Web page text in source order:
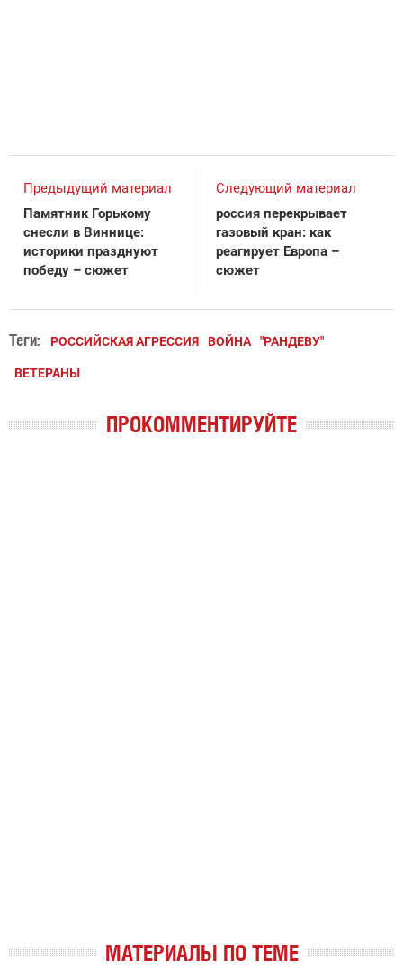
Предыдущий материал
Памятник Горькому
снесли в Виннице:
историки празднуют
победу – сюжет
Следующий материал
россия перекрывает
газовый кран: как
реагирует Европа –
сюжет
Теги: РОССИЙСКАЯ АГРЕССИЯ ВОЙНА "РАНДЕВУ"
ВЕТЕРАНЫ
ПРОКОММЕНТИРУЙТЕ
МАТЕРИАЛЫ ПО ТЕМЕ